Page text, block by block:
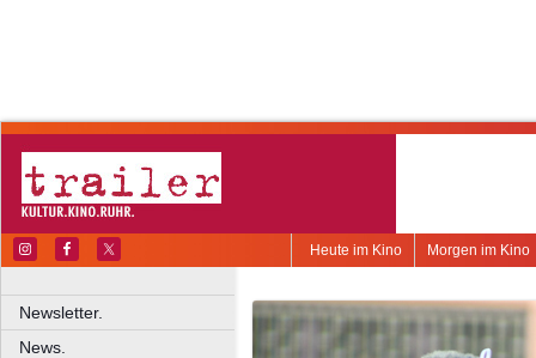
Morgen im Kino
Heute im Kino
Newsletter.
News.